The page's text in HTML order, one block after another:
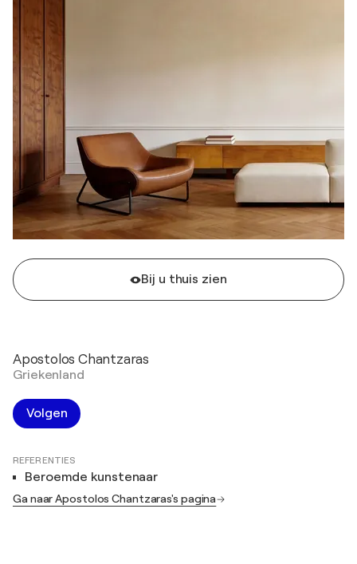
Bij u thuis zien
Apostolos Chantzaras
Griekenland
Volgen
REFERENTIES
Beroemde kunstenaar
Ga naar Apostolos Chantzaras's pagina